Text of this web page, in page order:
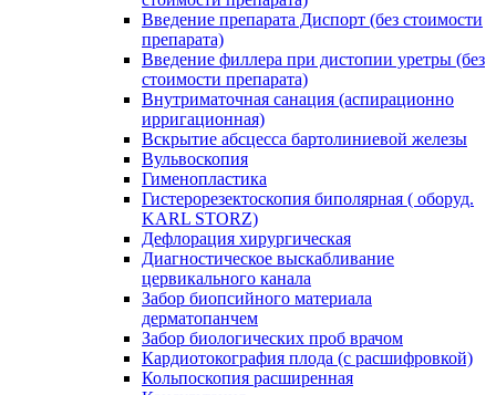
Введение препарата Диспорт (без стоимости
препарата)
Введение филлера при дистопии уретры (без
стоимости препарата)
Внутриматочная санация (аспирационно
ирригационная)
Вскрытие абсцесса бартолиниевой железы
Вульвоскопия
Гименопластика
Гистерорезектоскопия биполярная ( оборуд.
KARL STORZ)
Дефлорация хирургическая
Диагностическое выскабливание
цервикального канала
Забор биопсийного материала
дерматопанчем
Забор биологических проб врачом
Кардиотокография плода (с расшифровкой)
Кольпоскопия расширенная